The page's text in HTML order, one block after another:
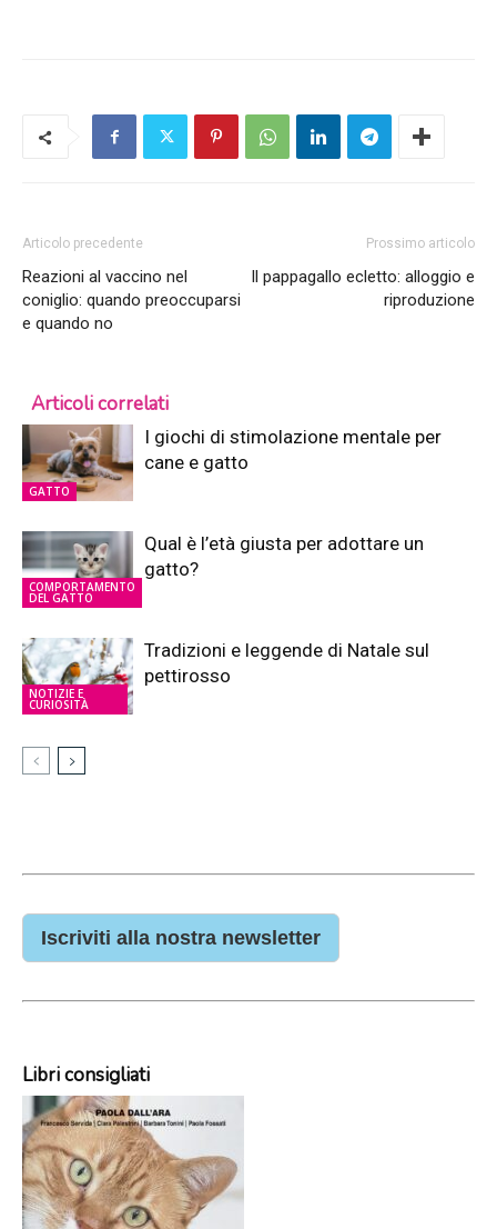
Articolo precedente
Reazioni al vaccino nel
coniglio: quando preoccuparsi
e quando no
Prossimo articolo
Il pappagallo ecletto: alloggio e
riproduzione
Articoli correlati
GATTO
I giochi di stimolazione mentale per
cane e gatto
COMPORTAMENTO
DEL GATTO
Qual è l’età giusta per adottare un
gatto?
NOTIZIE E
CURIOSITÀ
Tradizioni e leggende di Natale sul
pettirosso
Iscriviti alla nostra newsletter
Libri consigliati